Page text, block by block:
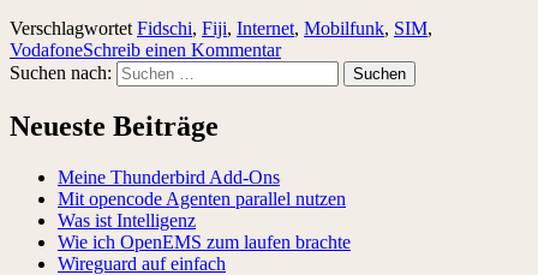
Verschlagwortet Fidschi, Fiji, Internet, Mobilfunk, SIM,
VodafoneSchreib einen Kommentar
Suchen nach:
Neueste Beiträge
Meine Thunderbird Add-Ons
Mit opencode Agenten parallel nutzen
Was ist Intelligenz
Wie ich OpenEMS zum laufen brachte
Wireguard auf einfach